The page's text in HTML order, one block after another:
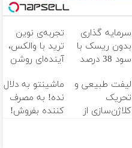
سرمایه گذاری
بدون ریسک با
سود 38 درصد
تجربه‌ی نوین
ترید با والکس،
آینده‌ای روشن
شماست
لیفت طبیعی و
تحریک
کلاژن‌سازی از
ماشینتو به دلال
نده! به مصرف
کننده بفروش!